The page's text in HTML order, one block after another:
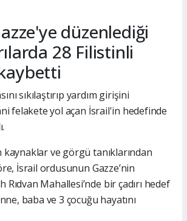
düzenlediği
28 Filistinli
sıkılaştırıp yardım girişini
felakete yol açan İsrail'in hedefinde
kaynaklar ve görgü tanıklarından
İsrail ordusunun Gazze’nin
Rıdvan Mahallesi’nde bir çadırı hedef
baba ve 3 çocuğu hayatını